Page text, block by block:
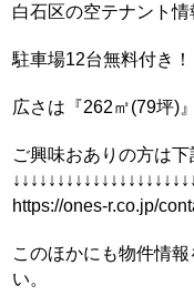
白石区の空テナント情
駐車場12台無料付き！
広さは『262㎡(79坪)
ご興味おありの方は
https://ones-r.co.jp/
このほかにも物件情
い。